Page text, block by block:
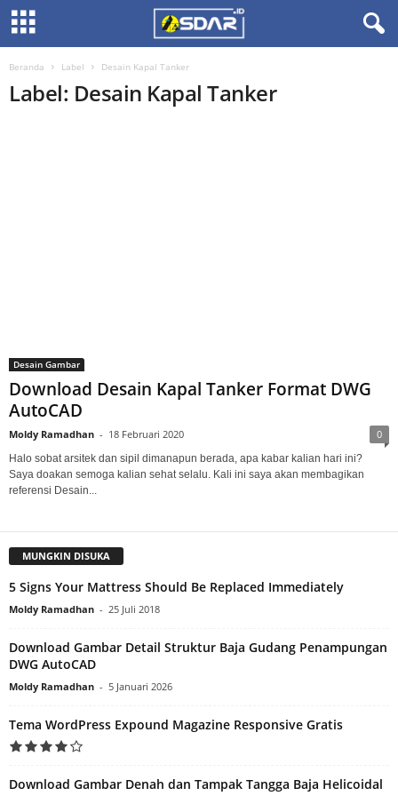
Beranda Label Desain Kapal Tanker
Label: Desain Kapal Tanker
Desain Gambar
Download Desain Kapal Tanker Format DWG
AutoCAD
Moldy Ramadhan - 18 Februari 2020 0
Halo sobat arsitek dan sipil dimanapun berada, apa kabar kalian hari ini?
Saya doakan semoga kalian sehat selalu. Kali ini saya akan membagikan
referensi Desain...
MUNGKIN DISUKA
5 Signs Your Mattress Should Be Replaced Immediately
Moldy Ramadhan - 25 Juli 2018
Download Gambar Detail Struktur Baja Gudang Penampungan
DWG AutoCAD
Moldy Ramadhan - 5 Januari 2026
Tema WordPress Expound Magazine Responsive Gratis
Download Gambar Denah dan Tampak Tangga Baja Helicoidal